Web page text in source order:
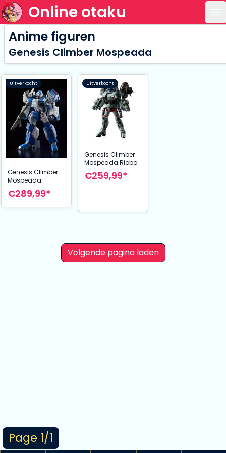
Online otaku
Page 1/1
Anime figuren
Genesis Climber Mospeada
Uitverkocht
Genesis Climber
Mospeada
Diecast Action
Figure Riobot 1/48
€289,99*
Uitverkocht
Genesis Climber
Mospeada Riobot
Actionfigur 1/12
VR-052F
€259,99*
Volgende pagina laden